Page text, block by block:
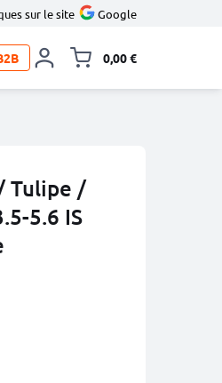
sur le site Google
0,00 €
Tulipe /
5.6 IS